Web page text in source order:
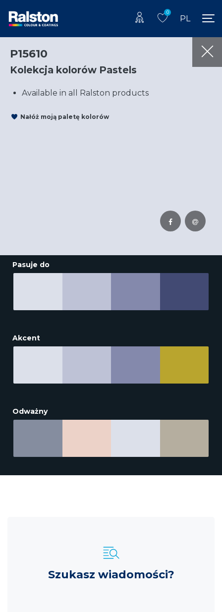
0
PL
P15610
Kolekcja kolorów Pastels
Available in all Ralston products
Nałóż moją paletę kolorów
Pasuje do
Akcent
Odważny
Szukasz wiadomości?